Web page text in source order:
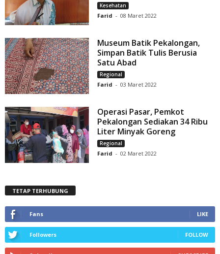
Kesehatan
Farid - 08 Maret 2022
Museum Batik Pekalongan,
Simpan Batik Tulis Berusia
Satu Abad
Regional
Farid - 03 Maret 2022
Operasi Pasar, Pemkot
Pekalongan Sediakan 34 Ribu
Liter Minyak Goreng
Regional
Farid - 02 Maret 2022
TETAP TERHUBUNG
Fans LIKE
Followers FOLLOW